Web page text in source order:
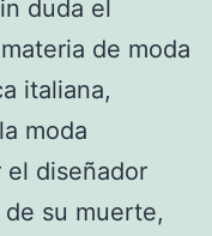
duda el
de moda
italiana,
moda
el diseñador
su muerte,